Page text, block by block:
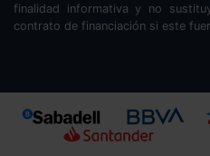
finalidad informativa y no
contrato de financiación si este